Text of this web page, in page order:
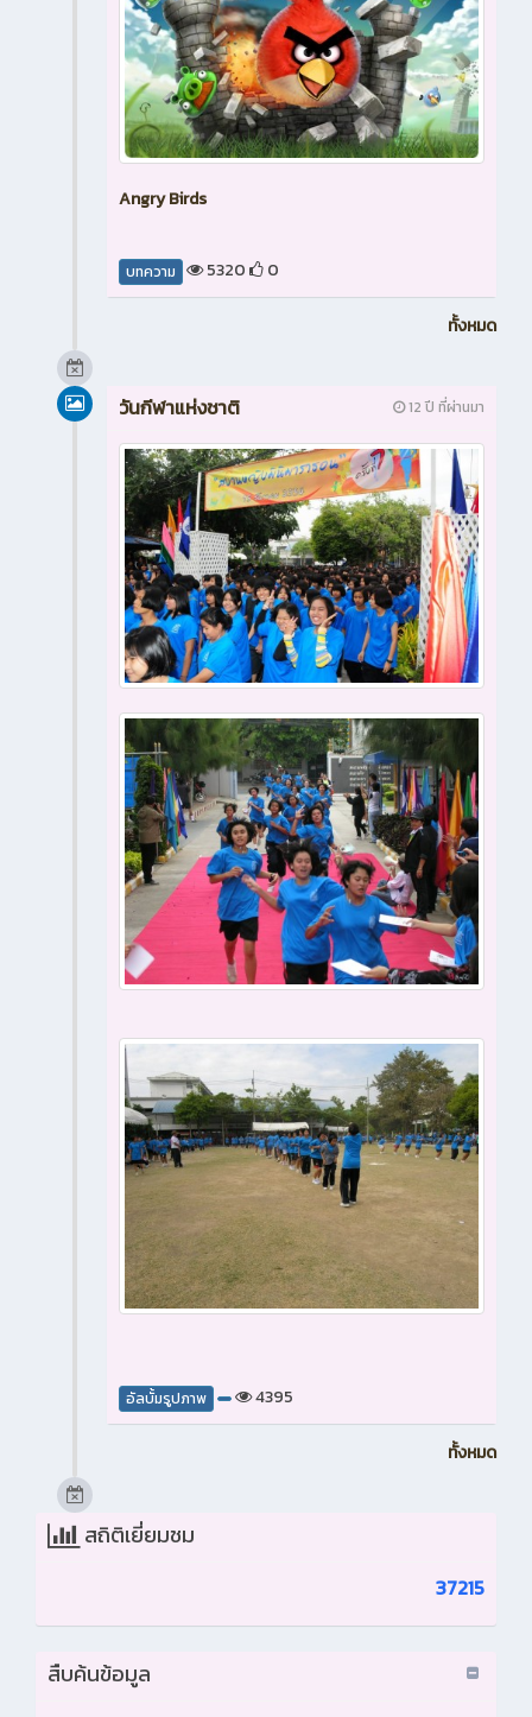
Angry Birds
บทความ 5320 0
ทั้งหมด
12 ปี ที่ผ่านมา
วันกีฬาแห่งชาติ
อัลบั้มรูปภาพ 4395
ทั้งหมด
สถิติเยี่ยมชม
37215
สืบค้นข้อมูล